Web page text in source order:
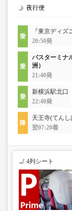
夜行便
『東京ディ
20:50発
バスターミナ
洲）
21:40発
新横浜駅北口
22:40発
天王寺(てん
翌07:20着
4列シート